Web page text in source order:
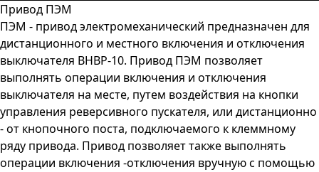
Привод ПЭМ
ПЭМ - привод электромеханический предназначен для
дистанционного и местного включения и отключения
выключателя ВНВР-10. Привод ПЭМ позволяет
выполнять операции включения и отключения
выключателя на месте, путем воздействия на кнопки
управления реверсивного пускателя, или дистанционно
- от кнопочного поста, подключаемого к клеммному
ряду привода. Привод позволяет также выполнять
операции включения -отключения вручную с помощью